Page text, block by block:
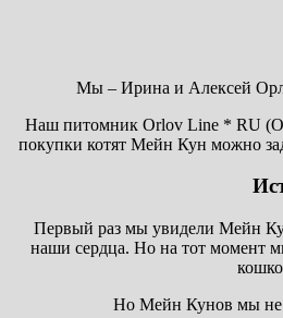
Мы – Ирина и Алексей
Наш питомник Orlov Line * RU
покупки котят Мейн Кун можно
Первый раз мы увидели Мейн
наши сердца. Но на тот момент
Но Мейн Кунов мы не